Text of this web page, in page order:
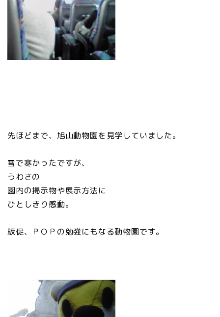
先ほどまで、旭山動物園を見学していました。
雪で寒かったですが、
うわさの
園内の掲示物や展示方法に
ひとしきり感動。
販促、ＰＯＰの勉強にもなる動物園です。